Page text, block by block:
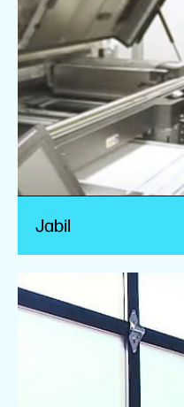
Regarder la vidéo
Jabil
SigmaDesign
La technologie HP
SigmaDesign de